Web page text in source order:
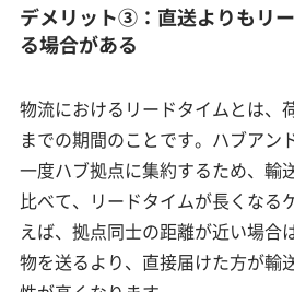
デメリット③：直送よりもリ
る場合がある
物流におけるリードタイムとは、
までの期間のことです。ハブアン
一度ハブ拠点に集約するため、輸
比べて、リードタイムが長くなる
えば、拠点同士の距離が近い場合
物を送るより、直接届けた方が輸